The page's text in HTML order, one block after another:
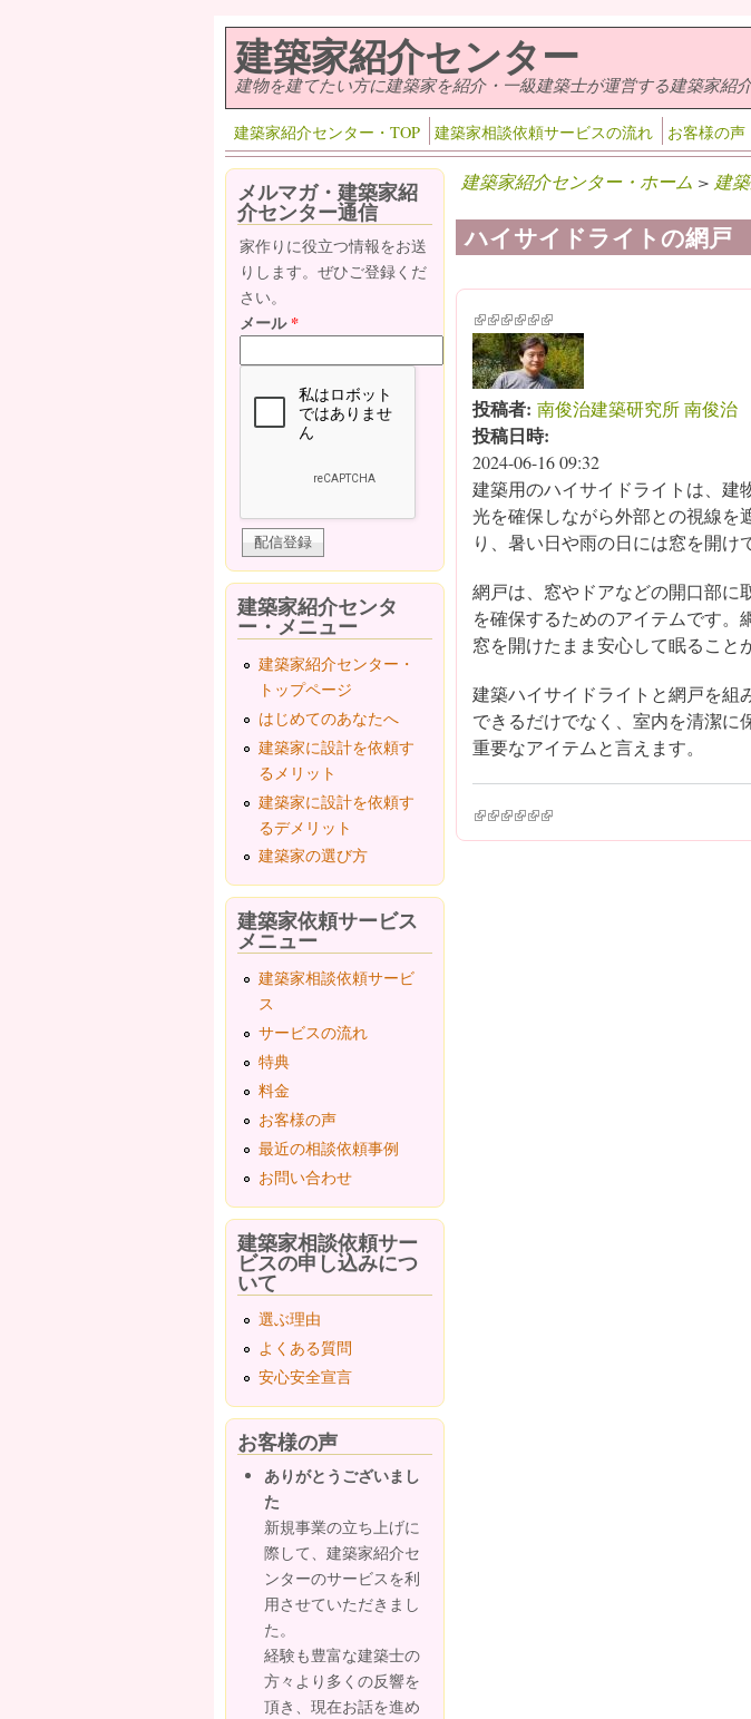
建築家紹介センター
建物を建てたい方に建築家を紹介・一級建築士が運営する建築家紹
建築家紹介センター・TOP 建築家相談依頼サービスの流れ お客様の声
建築家紹介センター・ホーム > 建
ハイサイドライトの網戸
(link is external)
(link is external)
(link is external)
(link is external)
(link is external)
(link is external)
投稿者: 南俊治建築研究所 南俊治
投稿日時:
2024-06-16 09:32
建築用のハイサイドライトは、建
光を確保しながら外部との視線を
り、暑い日や雨の日には窓を開け
網戸は、窓やドアなどの開口部に
を確保するためのアイテムです。
窓を開けたまま安心して眠ること
建築ハイサイドライトと網戸を組
できるだけでなく、室内を清潔に
重要なアイテムと言えます。
(link is external)
(link is external)
(link is external)
(link is external)
(link is external)
(link is external)
メルマガ・建築家紹
介センター通信
家作りに役立つ情報をお送
りします。ぜひご登録くだ
さい。
メール*
建築家紹介センタ
ー・メニュー
建築家紹介センター・
トップページ
はじめてのあなたへ
建築家に設計を依頼す
るメリット
建築家に設計を依頼す
るデメリット
建築家の選び方
建築家依頼サービス
メニュー
建築家相談依頼サービ
ス
サービスの流れ
特典
料金
お客様の声
最近の相談依頼事例
お問い合わせ
建築家相談依頼サー
ビスの申し込みにつ
いて
選ぶ理由
よくある質問
安心安全宣言
お客様の声
ありがとうございまし
た
新規事業の立ち上げに
際して、建築家紹介セ
ンターのサービスを利
用させていただきまし
た。
経験も豊富な建築士の
方々より多くの反響を
頂き、現在お話を進め